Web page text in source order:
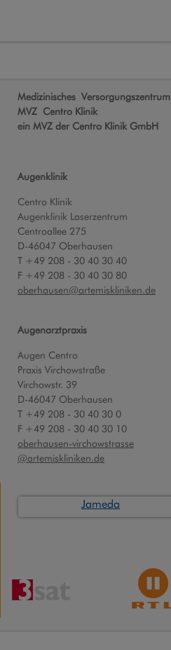
Medizinisches Versorgungszentrum
MVZ Centro Klinik
ein MVZ der Centro Klinik GmbH
Augenklinik
Centro Klinik
Augenklinik Laserzentrum
Centroallee 275
D-46047 Oberhausen
T +49 208 - 30 40 30 40
F +49 208 - 30 40 30 80
oberhausen@artemiskliniken.de
Augenarztpraxis
Augen Centro
Praxis Virchowstraße
Virchowstr. 39
D-46047 Oberhausen
T +49 208 - 30 40 30 0
F +49 208 - 30 40 30 10
oberhausen-virchowstrasse
@artemiskliniken.de
Jameda